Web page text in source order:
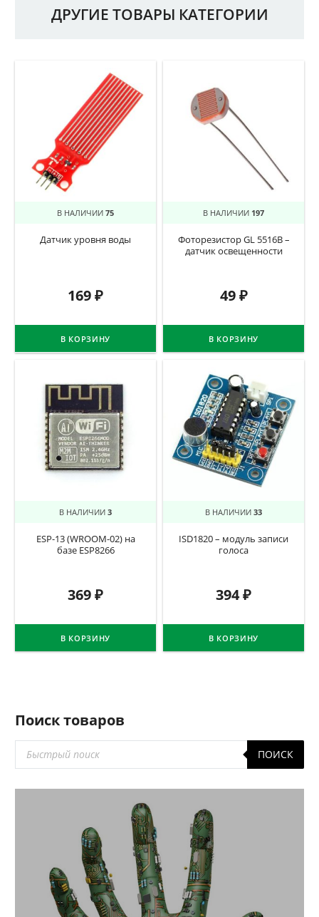
ДРУГИЕ ТОВАРЫ КАТЕГОРИИ
В НАЛИЧИИ 75
Датчик уровня воды
169₽
В КОРЗИНУ
В НАЛИЧИИ 197
Фоторезистор GL 5516B –
датчик освещенности
49₽
В КОРЗИНУ
В НАЛИЧИИ 3
ESP-13 (WROOM-02) на
базе ESP8266
369₽
В КОРЗИНУ
В НАЛИЧИИ 33
ISD1820 – модуль записи
голоса
394₽
В КОРЗИНУ
Поиск товаров
товаров
ПОИСК